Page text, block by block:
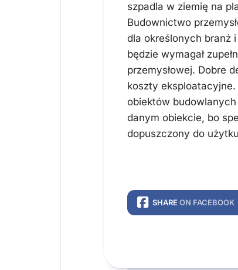
szpadla w ziemię na
Budownictwo
dla określonych branż
będzie wymagał
przemysłowej. Dobre
koszty
obiektów budowlanych
danym obiekcie, bo
dopuszczony do
SHARE ON FACEBOOK